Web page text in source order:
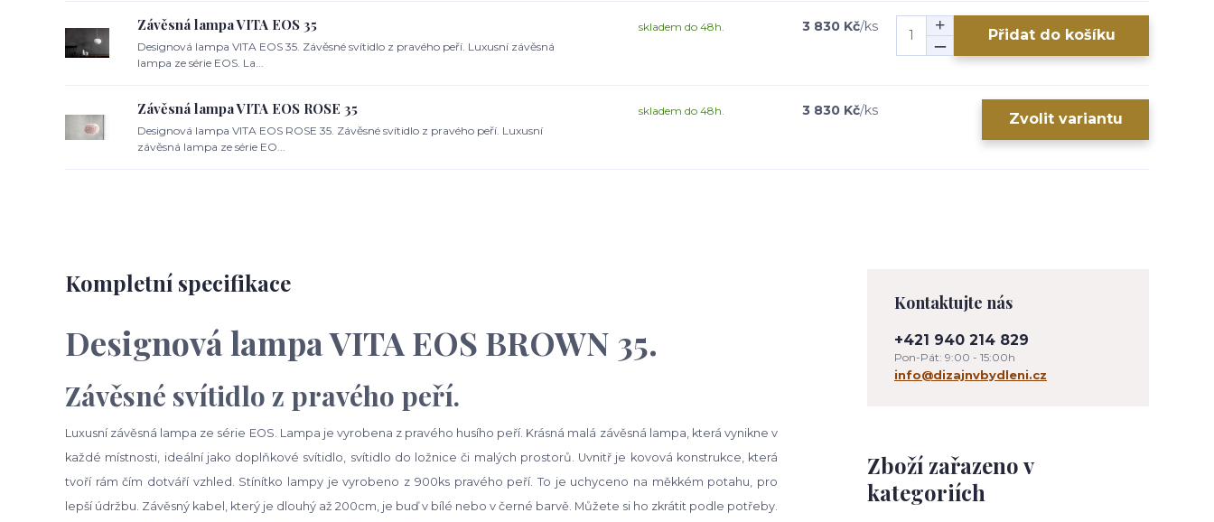
Závěsná lampa VITA EOS 35
Designová lampa VITA EOS 35. Závěsné svítidlo z pravého peří. Luxusní závěsná
lampa ze série EOS. La...
3 830 Kč/ks
skladem do 48h. Přidat do košíku
Závěsná lampa VITA EOS ROSE 35
Designová lampa VITA EOS ROSE 35. Závěsné svítidlo z pravého peří. Luxusní
závěsná lampa ze série EO...
3 830 Kč/ks
skladem do 48h. Zvolit variantu
Kompletní specifikace
Designová lampa VITA EOS BROWN 35.
Závěsné svítidlo z pravého peří.
Luxusní závěsná lampa ze série EOS. Lampa je vyrobena z pravého husího peří. Krásná malá závěsná lampa, která vynikne v
každé místnosti, ideální jako doplňkové svítidlo, svítidlo do ložnice či malých prostorů. Uvnitř je kovová konstrukce, která
tvoří rám čím dotváří vzhled. Stínítko lampy je vyrobeno z 900ks pravého peří. To je uchyceno na měkkém potahu, pro
lepší údržbu. Závěsný kabel, který je dlouhý až 200cm, je buď v bílé nebo v černé barvě. Můžete si ho zkrátit podle potřeby.
Zboží zařazeno v
kategoriích
Kontaktujte nás
+421 940 214 829
Pon-Pát: 9:00 - 15:00h
info@dizajnvbydleni.cz